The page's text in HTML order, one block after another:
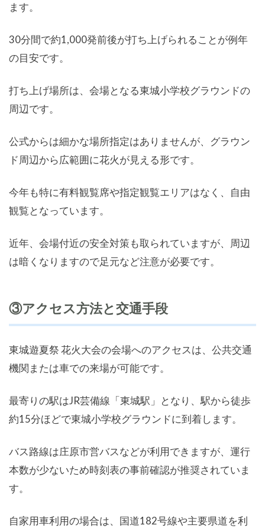
ます。
30分間で約1,000発前後が打ち上げられることが例年
の目安です。
打ち上げ場所は、会場となる東城小学校グラウンドの
周辺です。
公式からは細かな場所指定はありませんが、グラウン
ド周辺から広範囲に花火が見える形です。
今年も特に有料観覧席や指定観覧エリアはなく、自由
観覧となっています。
近年、会場付近の安全対策も取られていますが、周辺
は暗くなりますので足元など注意が必要です。
③アクセス方法と交通手段
東城遊夏祭 花火大会の会場へのアクセスは、公共交通
機関または車での来場が可能です。
最寄りの駅はJR芸備線「東城駅」となり、駅から徒歩
約15分ほどで東城小学校グラウンドに到着します。
バス路線は庄原市営バスなどが利用できますが、運行
本数が少ないため時刻表の事前確認が推奨されていま
す。
自家用車利用の場合は、国道182号線や主要県道を利